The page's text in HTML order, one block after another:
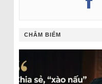
CHÂM BIẾM